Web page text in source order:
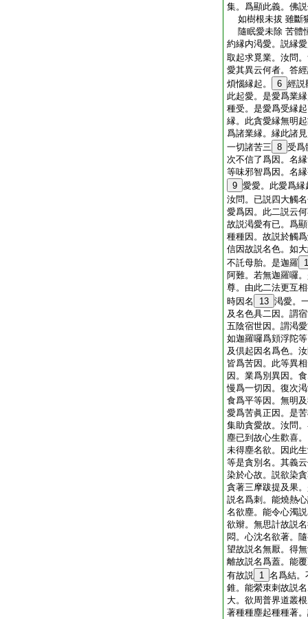
集。爲顯此義。佛
如樹根未拔 雖斷
隨眠愛未除 苦體
約縁内渇愛。説縁
取起求覓業。汝問
愛其異云何者。答
煩惱縁起。
6 經説
此起愛。是愛爲業
種受。是愛爲受縁
縁。此貪愛縁無明
爲諸業縁。縁此諸
一切諸苦三 8 受爲
次不信了爲因。名
等味邪智爲因。名
9 愛愛。此愛爲縁
汝問。已説四大觸
愛爲因。此二説云
故説渇愛有已。爲
種種因。故説於觸
信因故説名色。如
不託母胎。是迦羅
阿難。若無迦羅囉
尊。由此二法更互
時因名
13 渇愛。
及名色具二因。謂
五陰宿世因。謂渇
如迦羅囉爲頞浮陀
及倶起因名爲色。
皆爲苦因。此等異
因。業爲別異因。
慢爲一切因。復次
食爲平等因。無明
愛爲苦眞正因。是
集助貪愛故。汝問
塵已到故心生歡喜
未得塵名欲。因此
等是貪別名。其義
染於心故。説欲染
貪著三摩跋提及果
説名爲刺。能燒熱
名欲塵。能令心濁
欲辮。無思計故説
悶。心沈名欲著。
望故説名無厭。得
離故説名爲蓋。能
有故説 1 名爲結。
錐。能縈朿刺故説
大。欲周普界道叢
著種種塵起種種著